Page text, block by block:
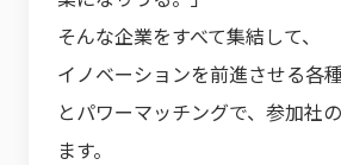
そんな企業をすべて集結して、
イノベーションを前進させる各
とパワーマッチングで、参加社
ます。